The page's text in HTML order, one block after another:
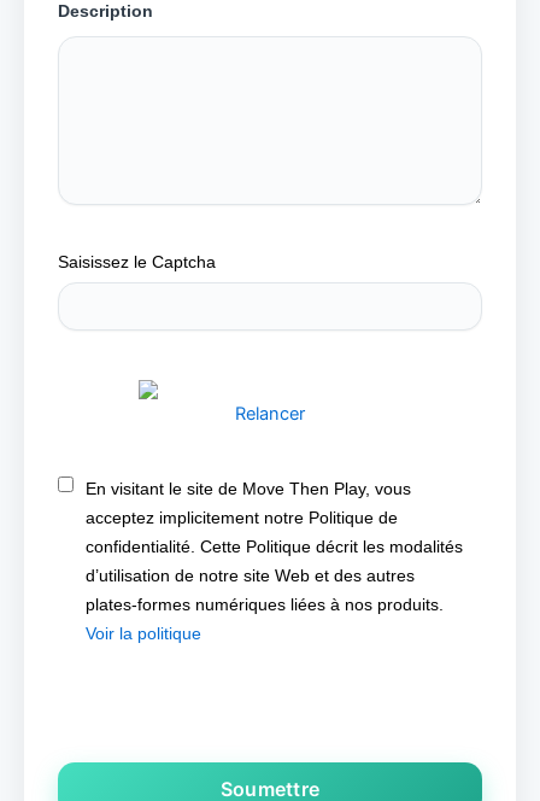
Description
Saisissez le Captcha
Relancer
En visitant le site de Move Then Play, vous
acceptez implicitement notre Politique de
confidentialité. Cette Politique décrit les modalités
d’utilisation de notre site Web et des autres
plates-formes numériques liées à nos produits.
Voir la politique